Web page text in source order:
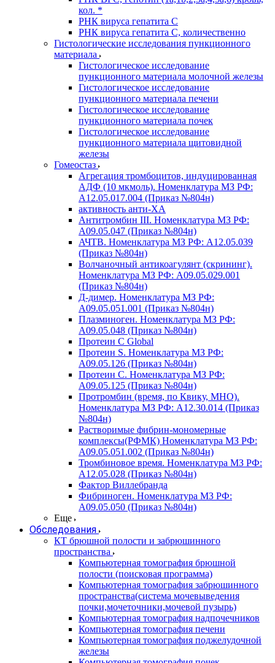
кол. *
РНК вируса гепатита C
РНК вируса гепатита C, количественно
Гистологические исследования пункционного
материала
Гистологическое исследование
пункционного материала молочной железы
Гистологическое исследование
пункционного материала печени
Гистологическое исследование
пункционного материала почек
Гистологическое исследование
пункционного материала щитовидной
железы
Гомеостаз
Агрегация тромбоцитов, индуцированная
АДФ (10 мкмоль). Номенклатура МЗ РФ:
A12.05.017.004 (Приказ №804н)
активность анти-ХА
Антитромбин III. Номенклатура МЗ РФ:
A09.05.047 (Приказ №804н)
АЧТВ. Номенклатура МЗ РФ: A12.05.039
(Приказ №804н)
Волчаночный антикоагулянт (скрининг).
Номенклатура МЗ РФ: A09.05.029.001
(Приказ №804н)
Д-димер. Номенклатура МЗ РФ:
A09.05.051.001 (Приказ №804н)
Плазминоген. Номенклатура МЗ РФ:
A09.05.048 (Приказ №804н)
Протеин C Global
Протеин S. Номенклатура МЗ РФ:
A09.05.126 (Приказ №804н)
Протеин С. Номенклатура МЗ РФ:
A09.05.125 (Приказ №804н)
Протромбин (время, по Квику, МНО).
Номенклатура МЗ РФ: A12.30.014 (Приказ
№804н)
Растворимые фибрин-мономерные
комплексы(РФМК) Номенклатура МЗ РФ:
A09.05.051.002 (Приказ №804н)
Тромбиновое время. Номенклатура МЗ РФ:
A12.05.028 (Приказ №804н)
Фактор Виллебранда
Фибриноген. Номенклатура МЗ РФ:
A09.05.050 (Приказ №804н)
Еще
Обследования
КТ брюшной полости и забрюшинного
пространства
Компьютерная томография брюшной
полости (поисковая программа)
Компьютерная томография забрюшинного
пространства(система мочевыведения
почки,мочеточники,мочевой пузырь)
Компьютерная томография надпочечников
Компьютерная томография печени
Компьютерная томография поджелудочной
железы